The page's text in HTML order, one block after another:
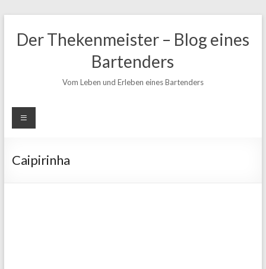
Inhalt
springen
Der Thekenmeister – Blog eines
Bartenders
Vom Leben und Erleben eines Bartenders
Caipirinha